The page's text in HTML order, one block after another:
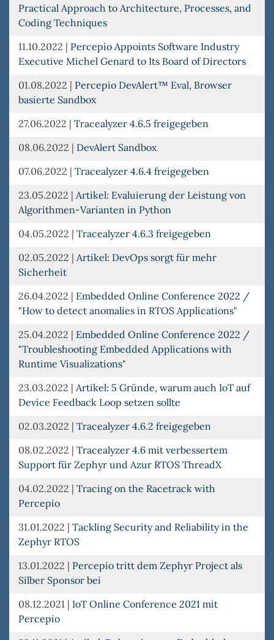
Practical Approach to Architecture, Processes, and
Coding Techniques
11.10.2022 | Percepio Appoints Software Industry
Executive Michel Genard to Its Board of Directors
01.08.2022 | Percepio DevAlert™ Eval, Browser
basierte Sandbox
27.06.2022 | Tracealyzer 4.6.5 freigegeben
08.06.2022 | DevAlert Sandbox
07.06.2022 | Tracealyzer 4.6.4 freigegeben
23.05.2022 | Artikel: Evaluierung der Leistung von
Algorithmen-Varianten in Python
04.05.2022 | Tracealyzer 4.6.3 freigegeben
02.05.2022 | Artikel: DevOps sorgt für mehr
Sicherheit
26.04.2022 | Embedded Online Conference 2022 /
"How to detect anomalies in RTOS Applications"
25.04.2022 | Embedded Online Conference 2022 /
"Troubleshooting Embedded Applications with
Runtime Visualizations"
23.03.2022 | Artikel: 5 Gründe, warum auch IoT auf
Device Feedback Loop setzen sollte
02.03.2022 | Tracealyzer 4.6.2 freigegeben
08.02.2022 | Tracealyzer 4.6 mit verbessertem
Support für Zephyr und Azur RTOS ThreadX
04.02.2022 | Tracing on the Racetrack with
Percepio
31.01.2022 | Tackling Security and Reliability in the
Zephyr RTOS
13.01.2022 | Percepio tritt dem Zephyr Project als
Silber Sponsor bei
08.12.2021 | IoT Online Conference 2021 mit
Percepio